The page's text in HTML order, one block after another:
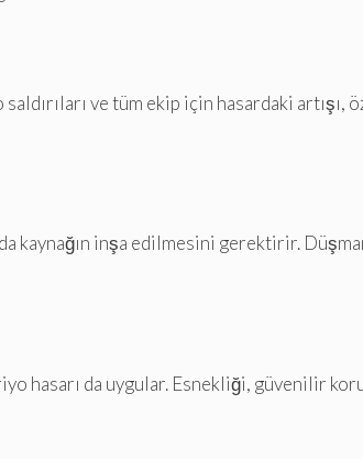
ve tüm ekip için hasardaki artışı,
kaynağın inşa edilmesini gerektirir.
hasarı da uygular. Esnekliği, güvenilir